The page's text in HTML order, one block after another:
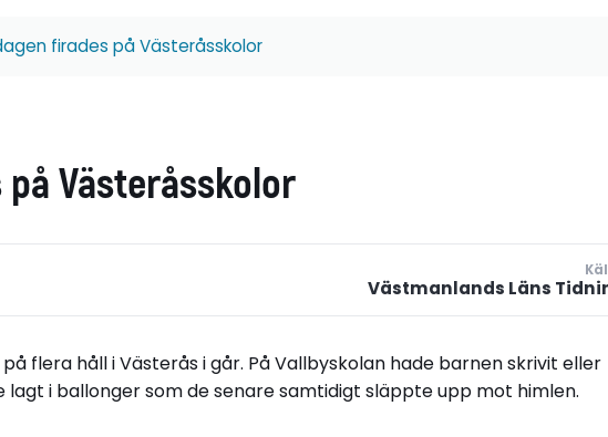
firades på Västeråsskolor
Västeråsskolor
Västmanlands Läns
flera håll i Västerås i går. På Vallbyskolan hade barnen skrivit eller
i ballonger som de senare samtidigt släppte upp mot himlen.